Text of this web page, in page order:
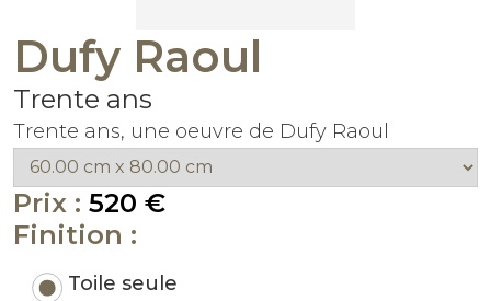
Dufy Raoul
Trente ans
Trente ans, une oeuvre de Dufy Raoul
Prix : 520 €
Finition :
Toile seule